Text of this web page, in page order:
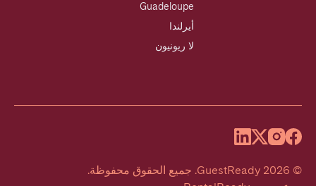
Guadeloupe
أيرلندا
لا ريونيون
©
2026
GuestReady
. جميع الحقوق محفوظة.